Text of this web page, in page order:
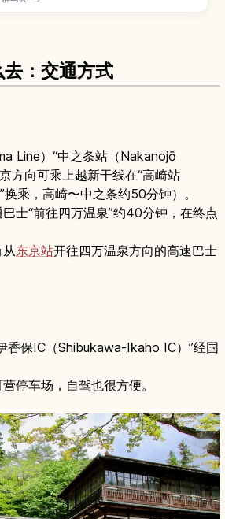
织世界文化遗产，见证了日本近代化与生丝出口的
去：交通方式
Line）“中之条站（Nakanojō
方向可乘上越新干线在“高崎站
换乘，高崎〜中之条约50分钟）。
士“前往四万温泉”约40分钟，在终点
东京站开往四万温泉方向的高速巴士
香保IC（Shibukawa-Ikaho IC）”经国
停车场，自驾也很方便。